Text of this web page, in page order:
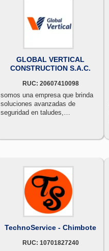
GLOBAL VERTICAL
CONSTRUCTION S.A.C.
RUC: 20607410098
somos una empresa que brinda
soluciones avanzadas de
seguridad en taludes,
energía, transporte, industria e
TechnoService - Chimbote
RUC: 10701827240